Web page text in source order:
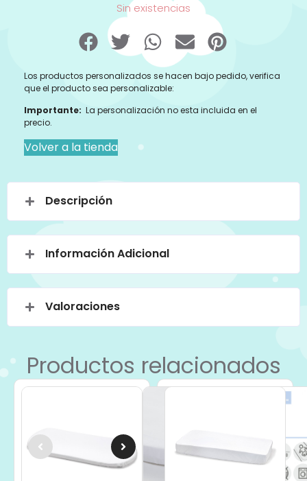
Sin existencias
Los productos personalizados se hacen bajo pedido, verifica
que el producto sea personalizable:
Importante: La personalización no esta incluida en el
precio.
Volver a la tienda
Descripción
Información Adicional
Valoraciones
Productos relacionados